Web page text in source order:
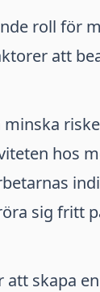
roll för
att
hos
sig fritt
skapa